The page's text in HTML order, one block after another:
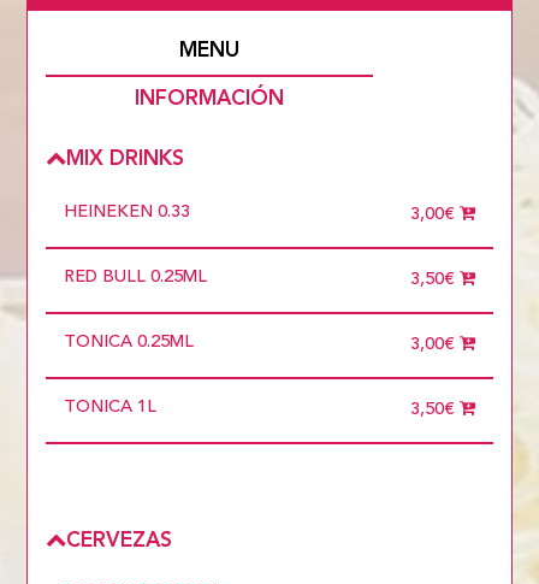
MENU
INFORMACIÓN
MIX DRINKS
HEINEKEN 0.33 3,00€
RED BULL 0.25ML 3,50€
TONICA 0.25ML 3,00€
TONICA 1L 3,50€
CERVEZAS